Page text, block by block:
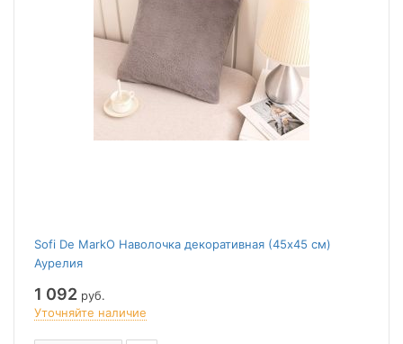
Sofi De MarkO Наволочка декоративная (45x45 см)
Аурелия
1 092 руб.
Уточняйте наличие